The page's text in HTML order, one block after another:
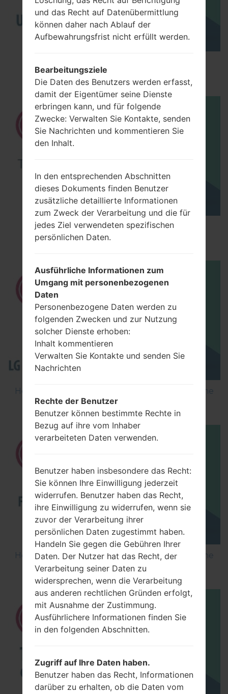
Debugging on LG ?
How to Factory Reset through menu on LG
Optimus Vu 2 F200S?
How to Flash Stock Firmware on LG Smartphone
using LG Flash Tool 2014?
How to Flash Stock Firmware on LG Smartphone
using LG UP?
und das Recht auf Datenübermittlung
können daher nach Ablauf der
Aufbewahrungsfrist nicht erfüllt werden.
Bearbeitungsziele
Die Daten des Benutzers werden erfasst,
damit der Eigentümer seine Dienste
erbringen kann, und für folgende
Zwecke: Verwalten Sie Kontakte, senden
Sie Nachrichten und kommentieren Sie
den Inhalt.
In den entsprechenden Abschnitten
dieses Dokuments finden Benutzer
zusätzliche detaillierte Informationen
zum Zweck der Verarbeitung und die für
jedes Ziel verwendeten spezifischen
persönlichen Daten.
Ausführliche Informationen zum
Umgang mit personenbezogenen
Daten
Personenbezogene Daten werden zu
folgenden Zwecken und zur Nutzung
solcher Dienste erhoben:
Inhalt kommentieren
Verwalten Sie Kontakte und senden Sie
Nachrichten
Rechte der Benutzer
Benutzer können bestimmte Rechte in
Bezug auf ihre vom Inhaber
verarbeiteten Daten verwenden.
Benutzer haben insbesondere das Recht:
Sie können Ihre Einwilligung jederzeit
widerrufen. Benutzer haben das Recht,
ihre Einwilligung zu widerrufen, wenn sie
zuvor der Verarbeitung ihrer
persönlichen Daten zugestimmt haben.
Handeln Sie gegen die Gebühren Ihrer
Daten. Der Nutzer hat das Recht, der
Verarbeitung seiner Daten zu
widersprechen, wenn die Verarbeitung
aus anderen rechtlichen Gründen erfolgt,
mit Ausnahme der Zustimmung.
Ausführlichere Informationen finden Sie
in den folgenden Abschnitten.
Zugriff auf Ihre Daten haben.
Benutzer haben das Recht, Informationen
darüber zu erhalten, ob die Daten vom